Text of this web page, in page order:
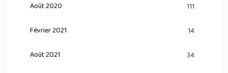
Août 2020 111
Février 2021 14
Août 2021 34